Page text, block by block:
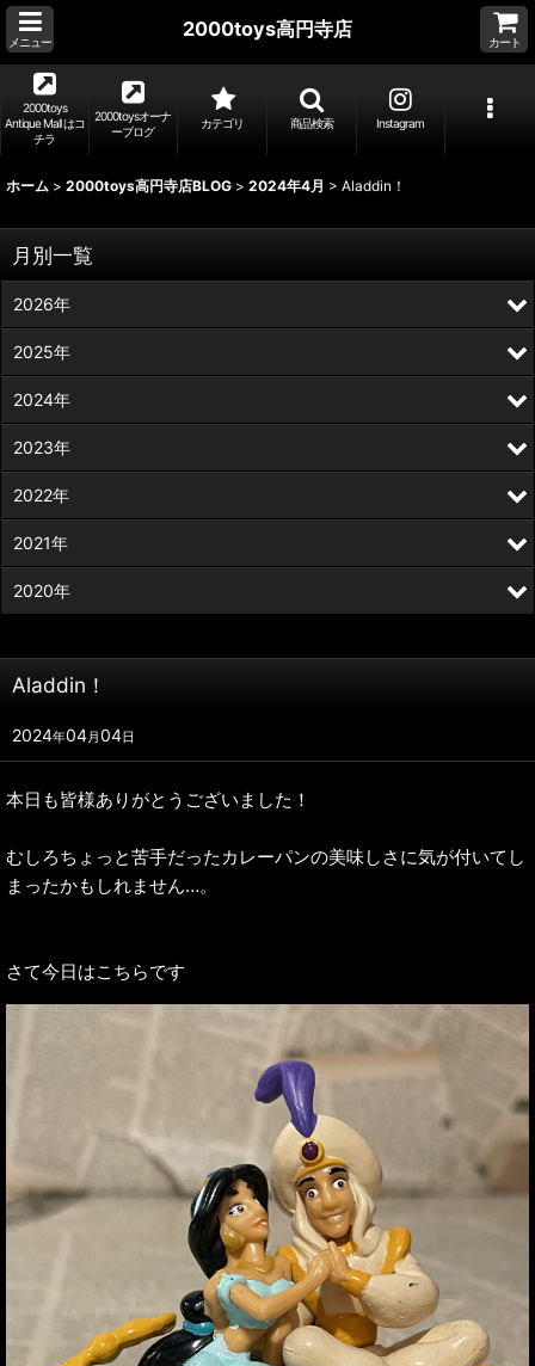
メニュー
2000toys高円寺店
カート
2000toys
Antique Mall はコ
チラ
2000toysオーナ
ーブログ
カテゴリ 商品検索 Instagram
ホーム > 2000toys高円寺店BLOG > 2024年4月 > Aladdin！
Aladdin！
2024年04月04日
本日も皆様ありがとうございました！
むしろちょっと苦手だったカレーパンの美味しさに気が付いてし
まったかもしれません…。
さて今日はこちらです
月別一覧
2026年
2025年
2024年
2023年
2022年
2021年
2020年